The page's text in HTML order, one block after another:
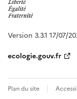
Version 3.3.1 17/07/
ecologie.gouv.fr
Plan du site